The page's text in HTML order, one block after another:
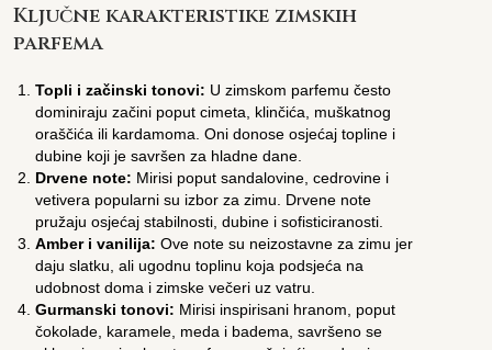
Ključne karakteristike zimskih
parfema
Topli i začinski tonovi: U zimskom parfemu često
dominiraju začini poput cimeta, klinčića, muškatnog
oraščića ili kardamoma. Oni donose osjećaj topline i
dubine koji je savršen za hladne dane.
Drvene note: Mirisi poput sandalovine, cedrovine i
vetivera popularni su izbor za zimu. Drvene note
pružaju osjećaj stabilnosti, dubine i sofisticiranosti.
Amber i vanilija: Ove note su neizostavne za zimu jer
daju slatku, ali ugodnu toplinu koja podsjeća na
udobnost doma i zimske večeri uz vatru.
Gurmanski tonovi: Mirisi inspirisani hranom, poput
čokolade, karamele, meda i badema, savršeno se